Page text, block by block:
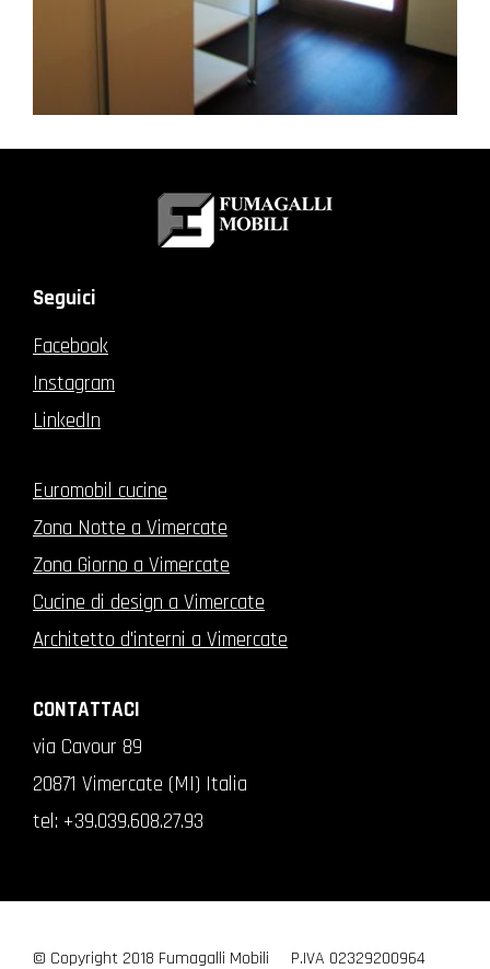
Seguici
Facebook
Instagram
LinkedIn
Euromobil cucine
Zona Notte a Vimercate
Zona Giorno a Vimercate
Cucine di design a Vimercate
Architetto d'interni a Vimercate
CONTATTACI
via Cavour 89
20871 Vimercate (MI) Italia
tel: +39.039.608.27.93
© Copyright 2018 Fumagalli Mobili P.IVA 02329200964